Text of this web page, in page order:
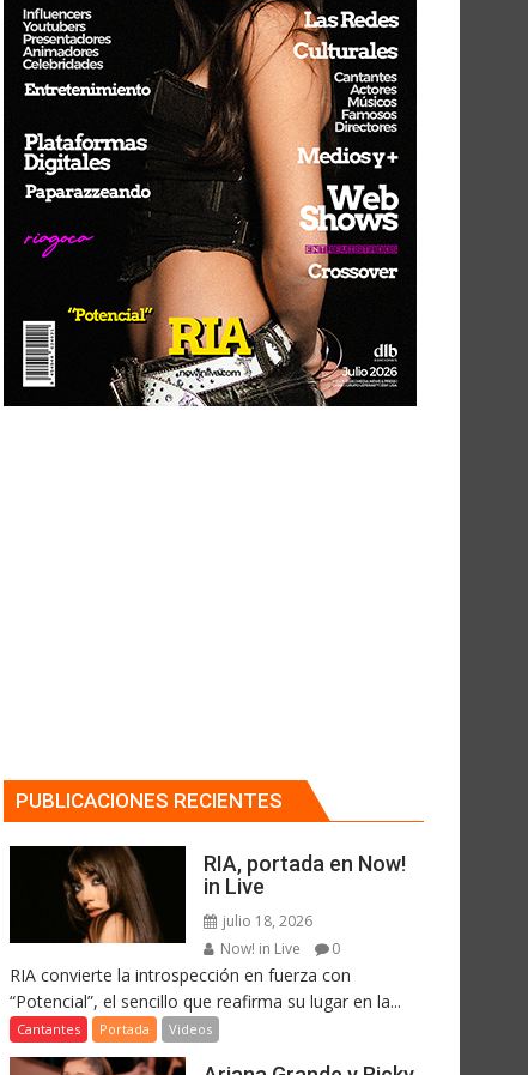
PUBLICACIONES RECIENTES
RIA, portada en Now!
in Live
julio 18, 2026
Now! in Live
0
RIA convierte la introspección en fuerza con
“Potencial”, el sencillo que reafirma su lugar en la...
Cantantes Portada Videos